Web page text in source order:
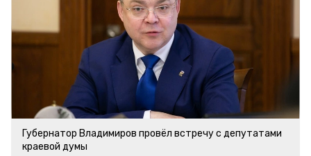
Губернатор Владимиров провёл встречу с депутатами
краевой думы